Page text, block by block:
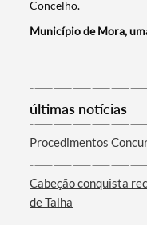
Categorias
Filtros
Concelho.
Município de Mora,
últimas notícias
Procedimentos
Cabeção conquista
de Talha